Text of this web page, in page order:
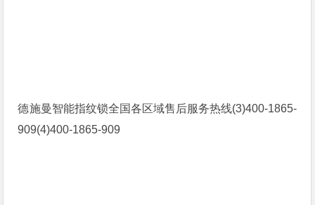
德施曼智能指纹锁全国各区域售后服务热线(3)400-1865-
909(4)400-1865-909